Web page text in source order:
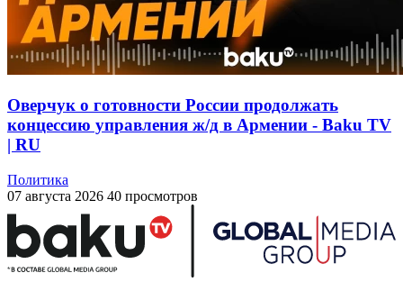
Оверчук о готовности России продолжать
концессию управления ж/д в Армении - Baku TV
| RU
Политика
07 августа 2026 40 просмотров